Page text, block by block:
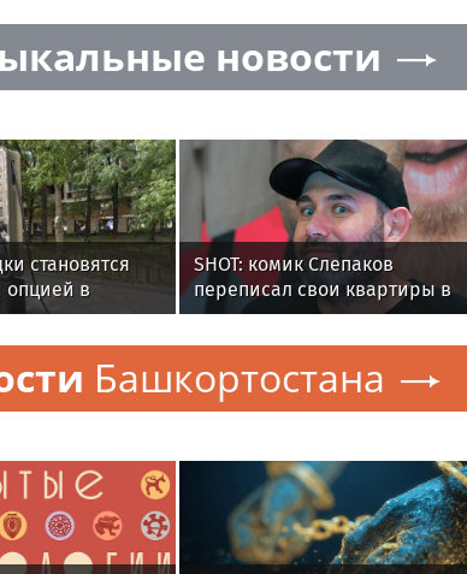
новости
становятся
опцией в
SHOT: комик Слепаков
переписал свои квартиры в
РФ на родителей после
переезда
Башкортостана